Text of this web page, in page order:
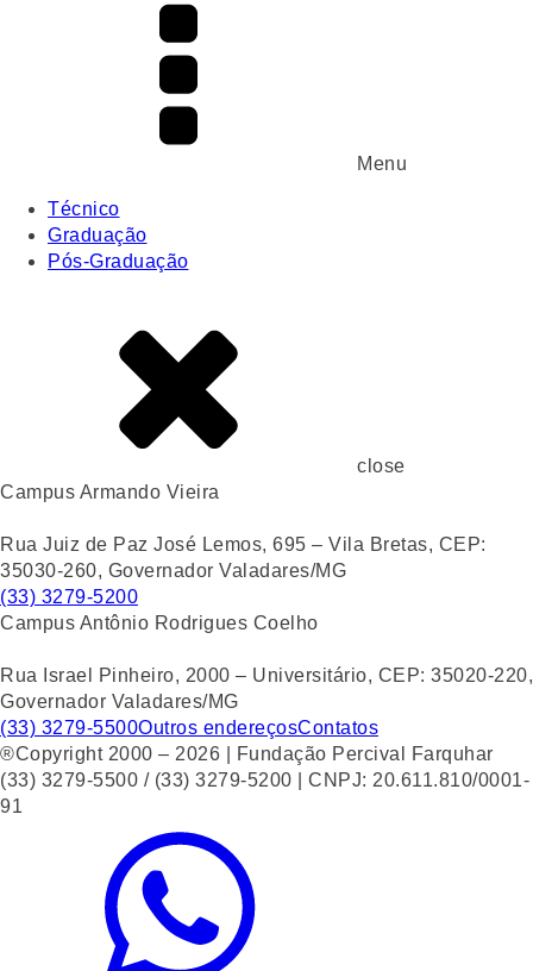
Menu
Técnico
Graduação
Pós-Graduação
close
Campus Armando Vieira
Rua Juiz de Paz José Lemos, 695 – Vila Bretas, CEP:
35030-260, Governador Valadares/MG
(33) 3279-5200
Campus Antônio Rodrigues Coelho
Rua Israel Pinheiro, 2000 – Universitário, CEP: 35020-220,
Governador Valadares/MG
(33) 3279-5500Outros endereçosContatos
®Copyright 2000 – 2026 | Fundação Percival Farquhar
(33) 3279-5500 / (33) 3279-5200 | CNPJ: 20.611.810/0001-
91